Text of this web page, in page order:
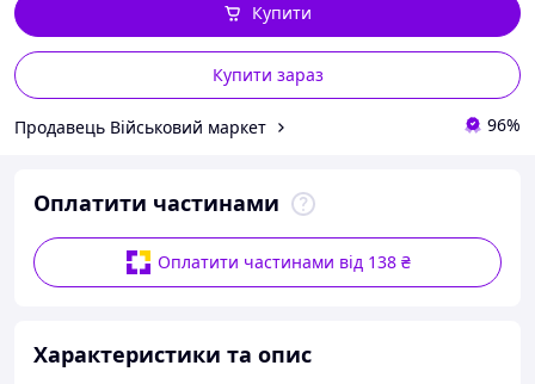
Купити зараз
Купити
Продавець Військовий маркет 96%
Оплатити частинами
Оплатити частинами від 138 ₴
Характеристики та опис